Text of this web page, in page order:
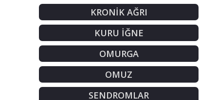
KRONİK AĞRI
KURU İĞNE
OMURGA
OMUZ
SENDROMLAR